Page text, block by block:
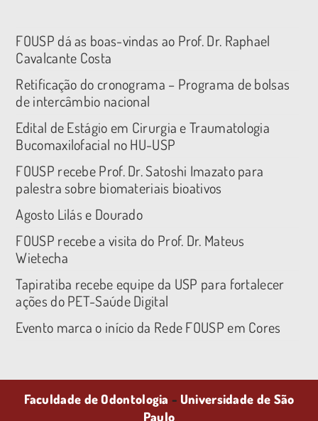
FOUSP dá as boas-vindas ao Prof. Dr. Raphael
Cavalcante Costa
Retificação do cronograma – Programa de bolsas
de intercâmbio nacional
Edital de Estágio em Cirurgia e Traumatologia
Bucomaxilofacial no HU-USP
FOUSP recebe Prof. Dr. Satoshi Imazato para
palestra sobre biomateriais bioativos
Agosto Lilás e Dourado
FOUSP recebe a visita do Prof. Dr. Mateus
Wietecha
Tapiratiba recebe equipe da USP para fortalecer
ações do PET-Saúde Digital
Evento marca o início da Rede FOUSP em Cores
Faculdade de Odontologia - Universidade de São
Paulo